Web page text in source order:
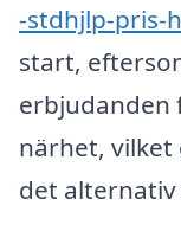
-stdhjlp-pris-
start,
erbjudanden
närhet, vilket
det